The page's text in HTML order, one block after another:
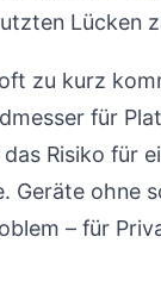
Lücken
zu kurz
für
Risiko für
Geräte ohne
– für